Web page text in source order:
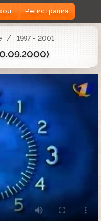
Регистрация
1997 - 2001